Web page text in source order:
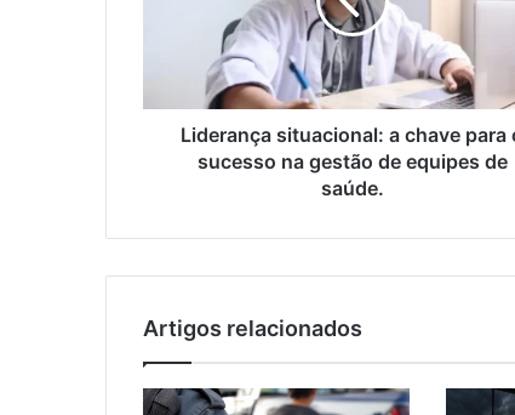
gestão
equipes
Liderança situacional: a chave para
sucesso na gestão de equipes de
saúde.
Artigos relacionados